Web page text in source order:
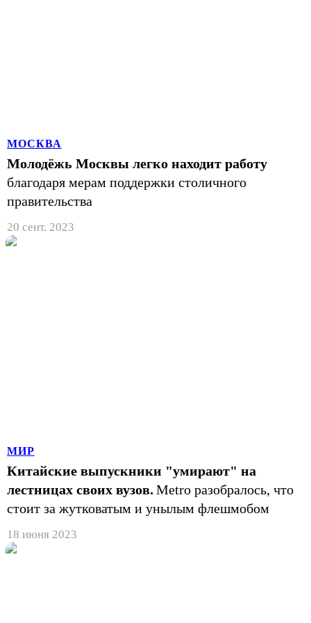
МОСКВА
Молодёжь Москвы легко находит работу
благодаря мерам поддержки столичного
правительства
20 сент. 2023
МИР
Китайские выпускники "умирают" на
лестницах своих вузов. Metro разобралось, что
стоит за жутковатым и унылым флешмобом
18 июня 2023